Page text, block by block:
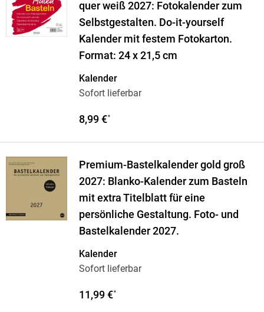
quer weiß 2027: Fotokalender zum
Selbstgestalten. Do-it-yourself
Kalender mit festem Fotokarton.
Format: 24 x 21,5 cm
Kalender
Sofort lieferbar
8,99 €*
Premium-Bastelkalender gold groß
2027: Blanko-Kalender zum Basteln
mit extra Titelblatt für eine
persönliche Gestaltung. Foto- und
Bastelkalender 2027.
Kalender
Sofort lieferbar
11,99 €*